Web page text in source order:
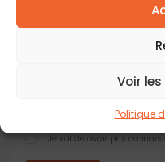
Voir
Politique
similaires de la part de nos
Je valide avoir pris